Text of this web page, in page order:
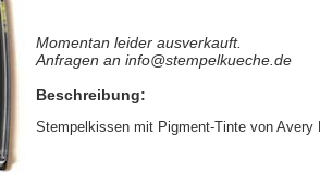
Momentan leider ausverkauft.
Anfragen an info@stempelkueche.de
Beschreibung:
Stempelkissen mit Pigment-Tinte von Avery